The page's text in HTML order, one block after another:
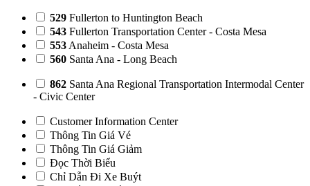
529 Fullerton to Huntington Beach
543 Fullerton Transportation Center - Costa Mesa
553 Anaheim - Costa Mesa
560 Santa Ana - Long Beach
862 Santa Ana Regional Transportation Intermodal Center
- Civic Center
Customer Information Center
Thông Tin Giá Vé
Thông Tin Giá Giảm
Đọc Thời Biểu
Chỉ Dẫn Đi Xe Buýt